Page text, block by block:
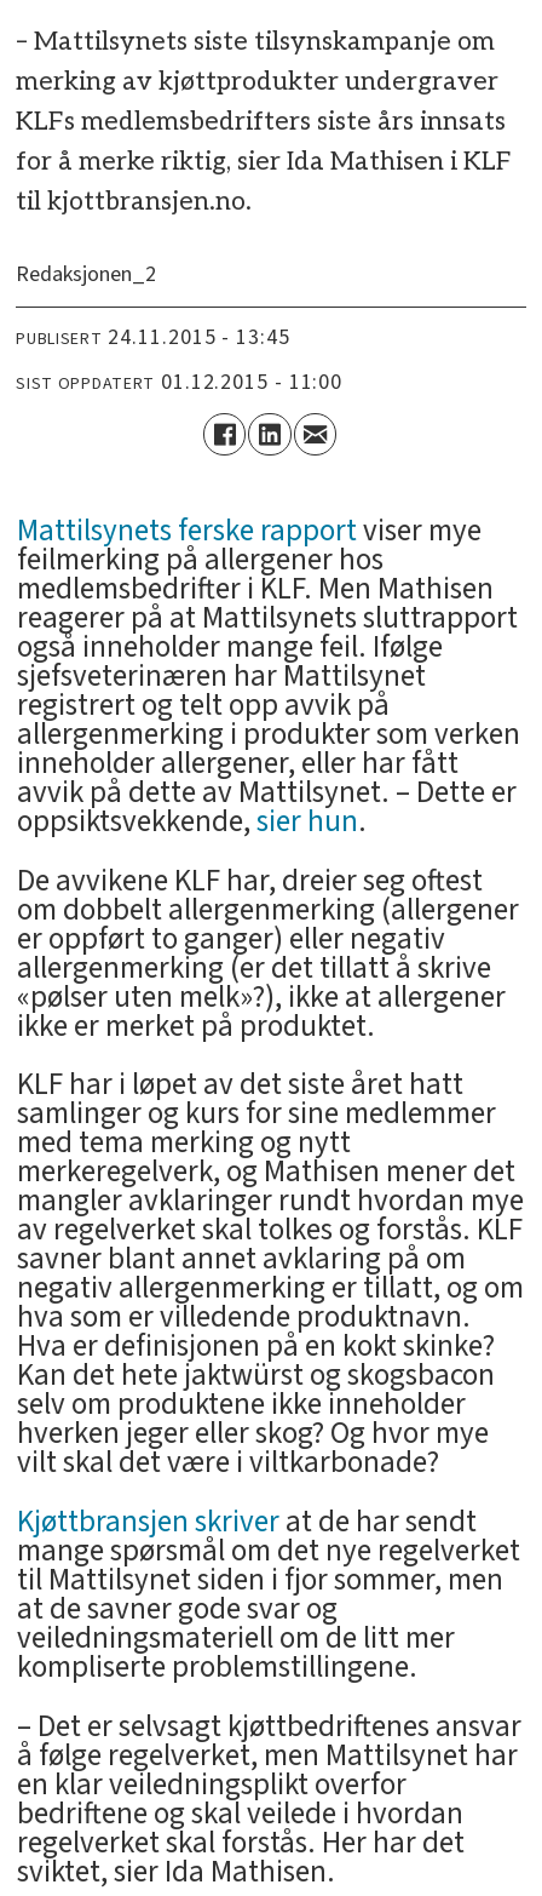
– Mattilsynets siste tilsynskampanje om
merking av kjøttprodukter undergraver
KLFs medlemsbedrifters siste års innsats
for å merke riktig, sier Ida Mathisen i KLF
til kjottbransjen.no.
Redaksjonen_2
PUBLISERT 24.11.2015 - 13:45
SIST OPPDATERT 01.12.2015 - 11:00
Mattilsynets ferske rapportviser mye
feilmerking på allergener hos
medlemsbedrifter i KLF. Men Mathisen
reagerer på at Mattilsynets sluttrapport
også inneholder mange feil. Ifølge
sjefsveterinæren har Mattilsynet
registrert og telt opp avvik på
allergenmerking i produkter som verken
inneholder allergener, eller har fått
avvik på dette av Mattilsynet. – Dette er
oppsiktsvekkende,sier hun.
De avvikene KLF har, dreier seg oftest
om dobbelt allergenmerking (allergener
er oppført to ganger) eller negativ
allergenmerking (er det tillatt å skrive
«pølser uten melk»?), ikke at allergener
ikke er merket på produktet.
KLF har i løpet av det siste året hatt
samlinger og kurs for sine medlemmer
med tema merking og nytt
merkeregelverk, og Mathisen mener det
mangler avklaringer rundt hvordan mye
av regelverket skal tolkes og forstås. KLF
savner blant annet avklaring på om
negativ allergenmerking er tillatt, og om
hva som er villedende produktnavn.
Hva er definisjonen på en kokt skinke?
Kan det hete jaktwürst og skogsbacon
selv om produktene ikke inneholder
hverken jeger eller skog? Og hvor mye
vilt skal det være i viltkarbonade?
Kjøttbransjen skriverat de har sendt
mange spørsmål om det nye regelverket
til Mattilsynet siden i fjor sommer, men
at de savner gode svar og
veiledningsmateriell om de litt mer
kompliserte problemstillingene.
– Det er selvsagt kjøttbedriftenes ansvar
å følge regelverket, men Mattilsynet har
en klar veiledningsplikt overfor
bedriftene og skal veilede i hvordan
regelverket skal forstås. Her har det
sviktet, sier Ida Mathisen.